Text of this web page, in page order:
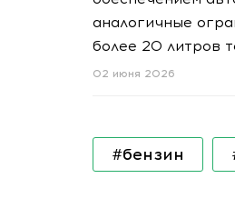
аналогичные
более 20 литров
02 июня 2026
#бензин